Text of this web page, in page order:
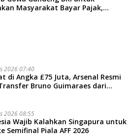
Masyarakat Bayar Pajak,
2026 07:40
di Angka £75 Juta, Arsenal Resmi
Bruno Guimaraes dari
2026 08:55
Wajib Kalahkan Singapura untuk
Semifinal Piala AFF 2026